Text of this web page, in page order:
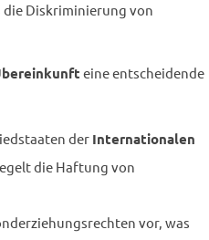
Diskriminierung von
eine entscheidende
der Internationalen
die Haftung von
vor, was